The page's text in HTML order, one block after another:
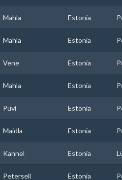
Mahla Estonia
Mahla Estonia
Vene Estonia
Mahla Estonia
Püvi Estonia
Maidla Estonia
Kannel Estonia
Petersell Estonia